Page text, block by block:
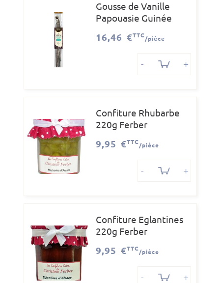
Gousse de Vanille
Papouasie Guinée
16,46 €TTC
/pièce
- +
Confiture Rhubarbe
220g Ferber
9,95 €TTC
/pièce
- +
Confiture Eglantines
220g Ferber
9,95 €TTC
/pièce
- +